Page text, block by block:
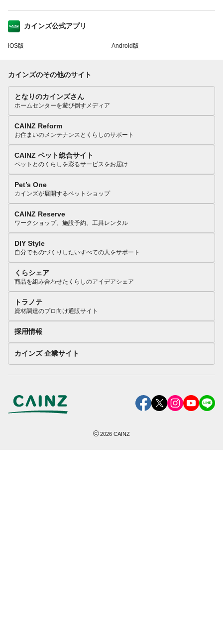
カインズ公式アプリ
iOS版 Android版
カインズのその他のサイト
となりのカインズさん
ホームセンターを遊び倒すメディア
CAINZ Reform
お住まいのメンテナンスとくらしのサポート
CAINZ ペット総合サイト
ペットとのくらしを彩るサービスをお届け
Pet’s One
カインズが展開するペットショップ
CAINZ Reserve
ワークショップ、施設予約、工具レンタル
DIY Style
自分でものづくりしたいすべての人をサポート
くらシェア
商品を組み合わせたくらしのアイデアシェア
トラノテ
資材調達のプロ向け通販サイト
採用情報
カインズ 企業サイト
©2026 CAINZ